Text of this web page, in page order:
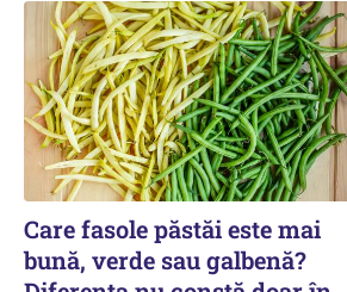
Care fasole păstăi este mai
bună, verde sau galbenă?